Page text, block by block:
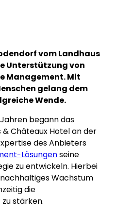
vom Landhaus
Unterstützung von
Management. Mit
gelang dem
Wende.
begann das
& Châteaux Hotel an der
des Anbieters
Lösungenseine
zu entwickeln. Hierbei
Wachstum
die
stärken.